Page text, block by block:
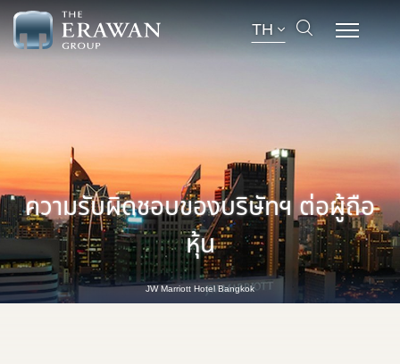
TH
ความรับผิดชอบของบริษัทฯ ต่อผู้ถือ
หุ้น
JW Marriott Hotel Bangkok